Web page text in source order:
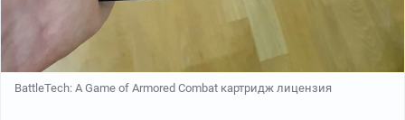
BattleTech: A Game of Armored Combat картридж лицензия